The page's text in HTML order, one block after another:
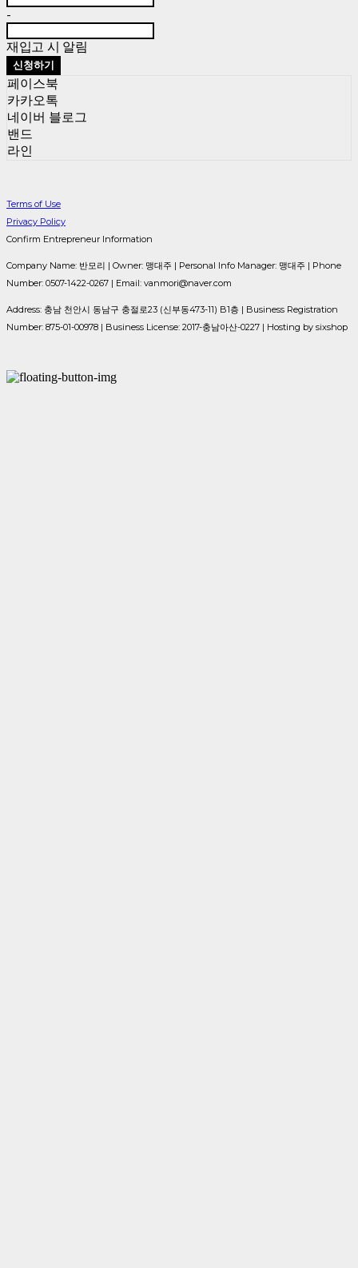
-
재입고 시 알림
신청하기
페이스북
카카오톡
네이버 블로그
밴드
라인
Terms of Use
Privacy Policy
Confirm Entrepreneur Information
Company Name: 반모리 | Owner: 맹대주 | Personal Info Manager: 맹대주 | Phone
Number: 0507-1422-0267 | Email: vanmori@naver.com
Address: 충남 천안시 동남구 충절로23 (신부동473-11) B1층 | Business Registration
Number: 875-01-00978 | Business License: 2017-충남아산-0227 | Hosting by sixshop